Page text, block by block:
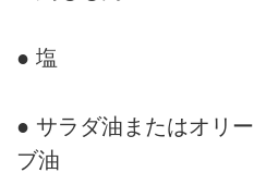
● 塩
● サラダ油またはオリー
ブ油